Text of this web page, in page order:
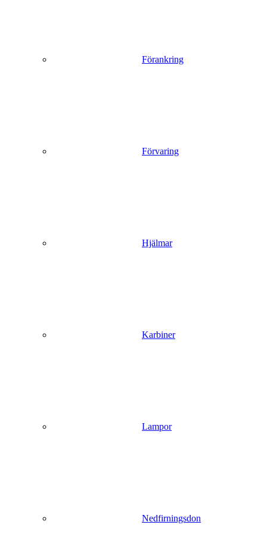
Förankring
Förvaring
Hjälmar
Karbiner
Lampor
Nedfirningsdon